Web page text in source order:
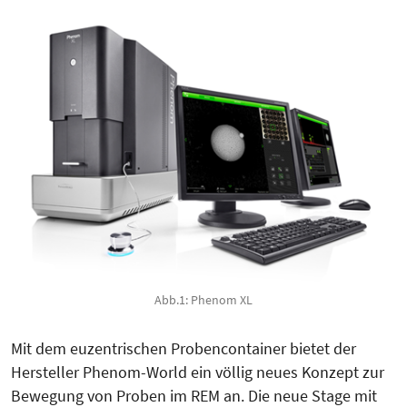
Abb.1: Phenom XL
Mit dem euzentrischen Probencon­tainer bietet der
Hersteller Phenom-World ein völlig neues Konzept zur
Bewegung von Proben im REM an. Die neue Stage mit